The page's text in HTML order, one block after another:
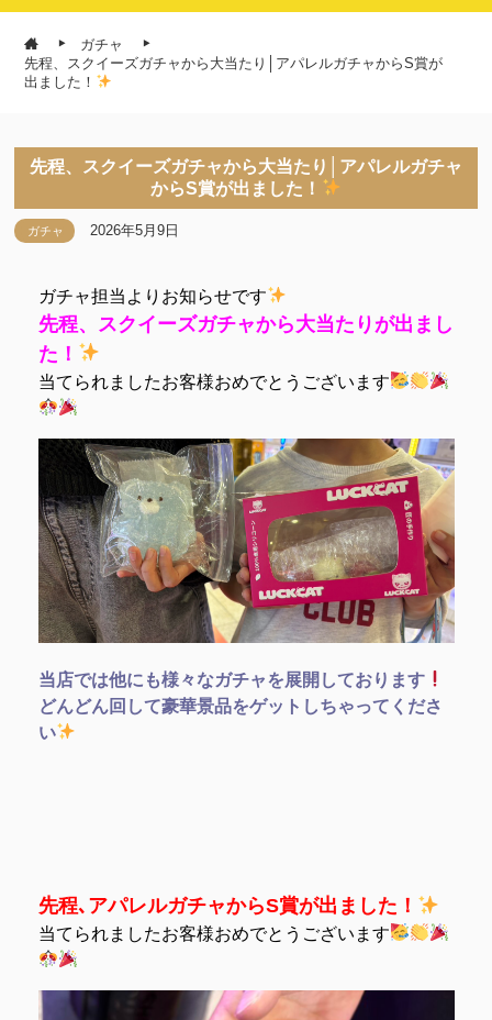
ガチャ
先程、スクイーズガチャから大当たり│アパレルガチャからS賞が
出ました！
先程、スクイーズガチャから大当たり│アパレルガチャ
からS賞が出ました！
ガチャ 2026年5月9日
ガチャ担当よりお知らせです
先程、スクイーズガチャから大当たりが出まし
た！
当てられましたお客様おめでとうございます
当店では他にも様々なガチャを展開しております
どんどん回して豪華景品をゲットしちゃってくださ
い
先程､アパレルガチャからS賞が出ました！
当てられましたお客様おめでとうございます